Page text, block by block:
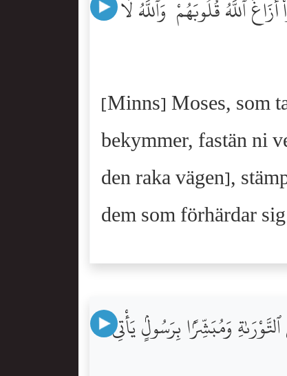
ٱللَّهُ قُلُوبَهُمْ ۚ وَٱللَّهُ لَا
[Minns] Moses, som
bekymmer, fastän ni
den raka vägen],
dem som förhärdar
وَمُبَشِّرًۢا بِرَسُولٍۢ يَأْتِى